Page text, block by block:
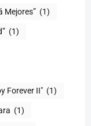
Mejores” (1)
(1)
Forever II" (1)
(1)